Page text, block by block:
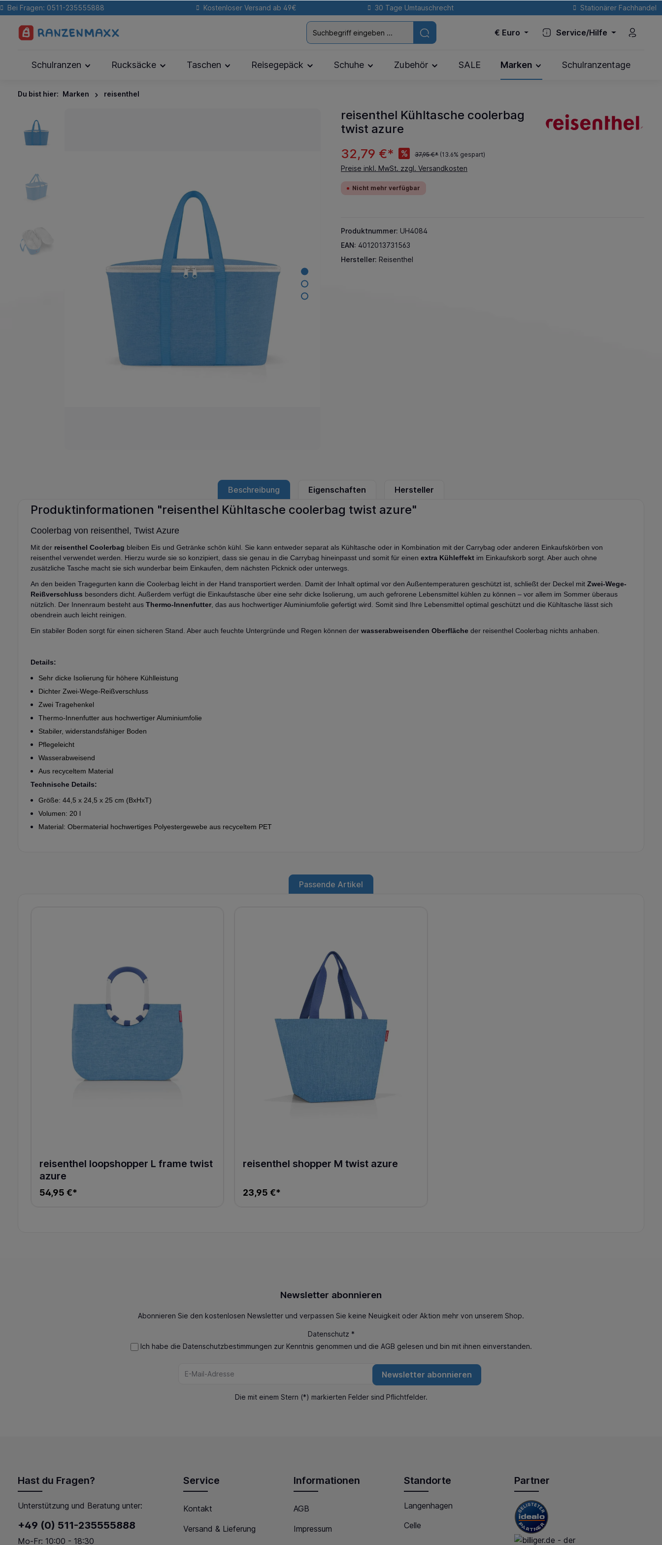
Bei Fragen: 0511-235555888 Kostenloser Versand ab 49€ 30 Tage Umtauschrecht Stationärer Fachhandel
€ Euro Service/Hilfe
Schulranzen Rucksäcke Taschen Reisegepäck Schuhe Zubehör SALE Marken Schulranzentage
Du bist hier: Marken reisenthel
reisenthel Kühltasche coolerbag
twist azure
32,79 €* % 37,95 €* (13.6% gespart)
Preise inkl. MwSt. zzgl. Versandkosten
Nicht mehr verfügbar
Produktnummer: UH4084
EAN: 4012013731563
Hersteller: Reisenthel
Beschreibung Eigenschaften Hersteller
Produktinformationen "reisenthel Kühltasche coolerbag twist azure"
Coolerbag von reisenthel, Twist Azure
Mit der reisenthel Coolerbag bleiben Eis und Getränke schön kühl. Sie kann entweder separat als Kühltasche oder in Kombination mit der Carrybag oder anderen Einkaufskörben von
reisenthel verwendet werden. Hierzu wurde sie so konzipiert, dass sie genau in die Carrybag hineinpasst und somit für einen extra Kühleffekt im Einkaufskorb sorgt. Aber auch ohne
zusätzliche Tasche macht sie sich wunderbar beim Einkaufen, dem nächsten Picknick oder unterwegs.
An den beiden Tragegurten kann die Coolerbag leicht in der Hand transportiert werden. Damit der Inhalt optimal vor den Außentemperaturen geschützt ist, schließt der Deckel mit Zwei-Wege-
Reißverschluss besonders dicht. Außerdem verfügt die Einkaufstasche über eine sehr dicke Isolierung, um auch gefrorene Lebensmittel kühlen zu können – vor allem im Sommer überaus
nützlich. Der Innenraum besteht aus Thermo-Innenfutter, das aus hochwertiger Aluminiumfolie gefertigt wird. Somit sind Ihre Lebensmittel optimal geschützt und die Kühltasche lässt sich
obendrein auch leicht reinigen.
Ein stabiler Boden sorgt für einen sicheren Stand. Aber auch feuchte Untergründe und Regen können der wasserabweisenden Oberfläche der reisenthel Coolerbag nichts anhaben.
Details:
Sehr dicke Isolierung für höhere Kühlleistung
Dichter Zwei-Wege-Reißverschluss
Zwei Tragehenkel
Thermo-Innenfutter aus hochwertiger Aluminiumfolie
Stabiler, widerstandsfähiger Boden
Pflegeleicht
Wasserabweisend
Aus recyceltem Material
Technische Details:
Größe: 44,5 x 24,5 x 25 cm (BxHxT)
Volumen: 20 l
Material: Obermaterial hochwertiges Polyestergewebe aus recyceltem PET
Passende Artikel
reisenthel loopshopper L frame twist
azure
54,95 €*
reisenthel shopper M twist azure
23,95 €*
Newsletter abonnieren
Abonnieren Sie den kostenlosen Newsletter und verpassen Sie keine Neuigkeit oder Aktion mehr von unserem Shop.
Datenschutz *
Ich habe die Datenschutzbestimmungen zur Kenntnis genommen und die AGB gelesen und bin mit ihnen einverstanden.
Newsletter abonnieren
Die mit einem Stern (*) markierten Felder sind Pflichtfelder.
Partner
Standorte
Langenhagen
Celle
Hast du Fragen?
Unterstützung und Beratung unter:
+49 (0) 511-235555888
Mo-Fr: 10:00 - 18:30
Service
Kontakt
Versand & Lieferung
Informationen
AGB
Impressum